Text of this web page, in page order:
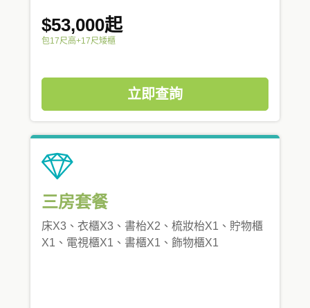
$53,000起
包17尺高+17尺矮櫃
立即查詢
三房套餐
床X3、衣櫃X3、書枱X2、梳妝枱X1、貯物櫃
X1、電視櫃X1、書櫃X1、飾物櫃X1